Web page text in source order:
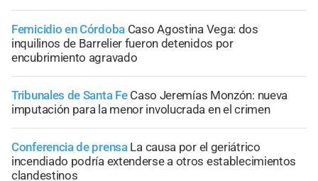
Femicidio en Córdoba Caso Agostina Vega: dos
inquilinos de Barrelier fueron detenidos por
encubrimiento agravado
Tribunales de Santa Fe Caso Jeremías Monzón: nueva
imputación para la menor involucrada en el crimen
Conferencia de prensa La causa por el geriátrico
incendiado podría extenderse a otros establecimientos
clandestinos